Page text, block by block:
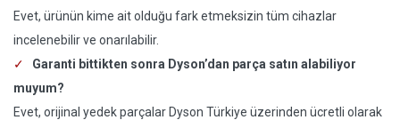
Evet, ürünün kime ait olduğu fark etmeksizin tüm cihazlar
incelenebilir ve onarılabilir.
Garanti bittikten sonra Dyson’dan parça satın alabiliyor
muyum?
Evet, orijinal yedek parçalar Dyson Türkiye üzerinden ücretli olarak